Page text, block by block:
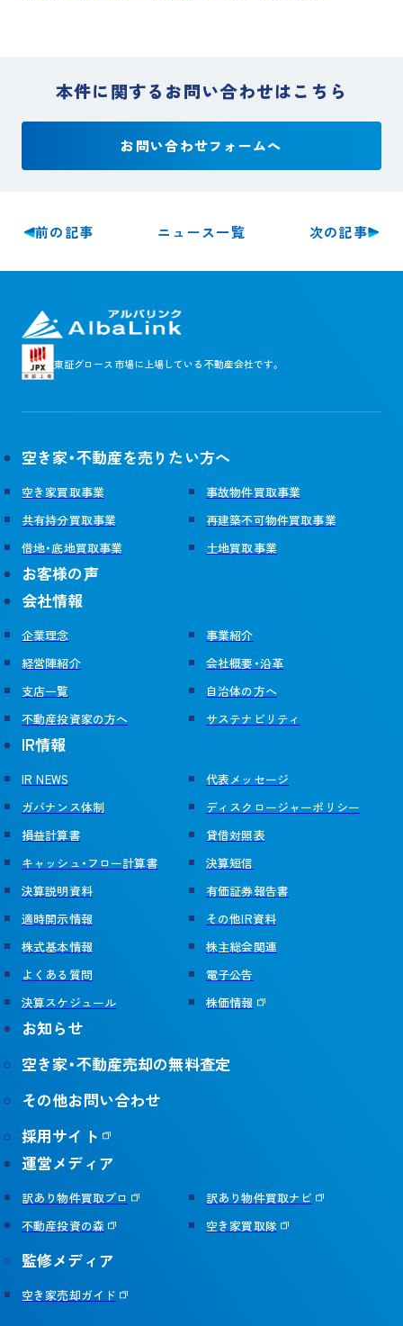
本件に関するお問い合わせはこちら
お問い合わせフォームへ
前の記事 ニュース一覧 次の記事
東証グロース市場に上場している不動産会社です。
空き家・不動産を売りたい方へ
空き家買取事業
事故物件買取事業
共有持分買取事業
再建築不可物件買取事業
借地・底地買取事業
土地買取事業
お客様の声
会社情報
企業理念
事業紹介
経営陣紹介
会社概要・沿革
支店一覧
自治体の方へ
不動産投資家の方へ
サステナビリティ
IR情報
IR NEWS
代表メッセージ
ガバナンス体制
ディスクロージャーポリシー
損益計算書
貸借対照表
キャッシュ・フロー計算書
決算短信
決算説明資料
有価証券報告書
適時開示情報
その他IR資料
株式基本情報
株主総会関連
よくある質問
電子公告
決算スケジュール
株価情報
お知らせ
空き家・不動産売却の無料査定
その他お問い合わせ
採用サイト
運営メディア
訳あり物件買取プロ
訳あり物件買取ナビ
不動産投資の森
空き家買取隊
監修メディア
空き家売却ガイド